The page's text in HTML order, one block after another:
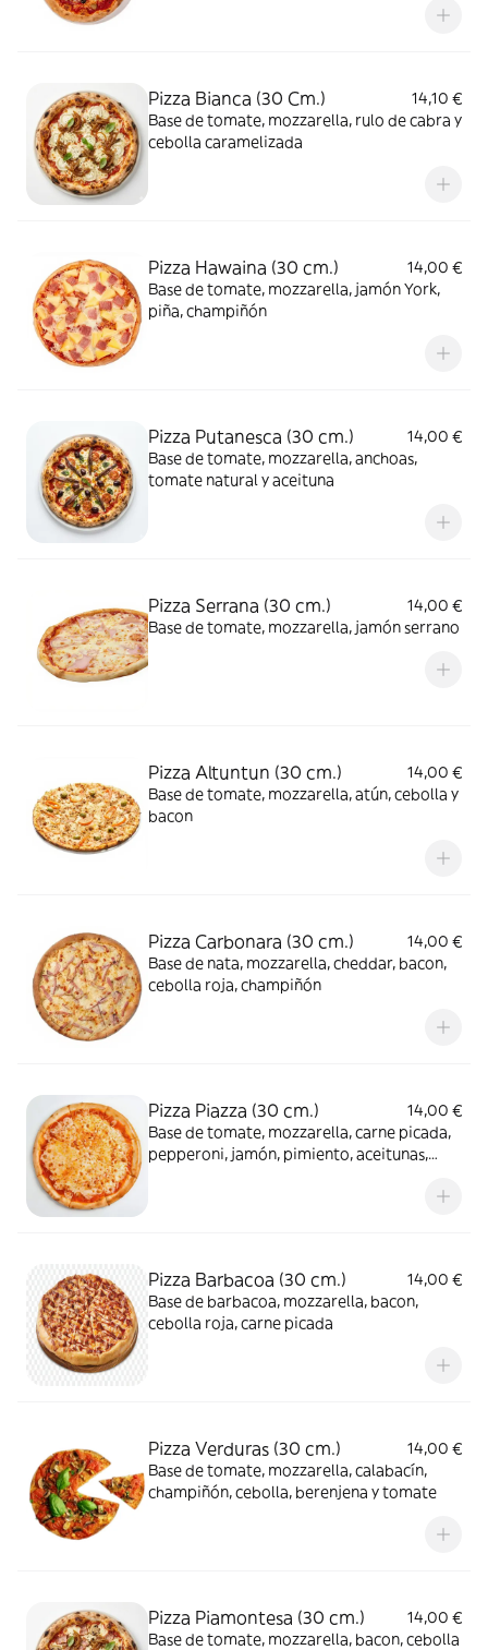
Pizza Bianca (30 Cm.)
14,10 €
Base de tomate, mozzarella, rulo de cabra y
cebolla caramelizada
Pizza Hawaina (30 cm.)
14,00 €
Base de tomate, mozzarella, jamón York,
piña, champiñón
Pizza Putanesca (30 cm.)
14,00 €
Base de tomate, mozzarella, anchoas,
tomate natural y aceituna
Pizza Serrana (30 cm.)
14,00 €
Base de tomate, mozzarella, jamón serrano
Pizza Altuntun (30 cm.)
14,00 €
Base de tomate, mozzarella, atún, cebolla y
bacon
Pizza Carbonara (30 cm.)
14,00 €
Base de nata, mozzarella, cheddar, bacon,
cebolla roja, champiñón
Pizza Piazza (30 cm.)
14,00 €
Base de tomate, mozzarella, carne picada,
pepperoni, jamón, pimiento, aceitunas,
Pizza Barbacoa (30 cm.)
14,00 €
Base de barbacoa, mozzarella, bacon,
cebolla roja, carne picada
Pizza Verduras (30 cm.)
14,00 €
Base de tomate, mozzarella, calabacín,
champiñón, cebolla, berenjena y tomate
Pizza Piamontesa (30 cm.)
14,00 €
Base de tomate, mozzarella, bacon, cebolla